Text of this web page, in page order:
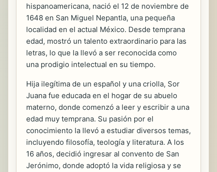
hispanoamericana, nació el 12 de noviembre de
1648 en San Miguel Nepantla, una pequeña
localidad en el actual México. Desde temprana
edad, mostró un talento extraordinario para las
letras, lo que la llevó a ser reconocida como
una prodigio intelectual en su tiempo.
Hija ilegítima de un español y una criolla, Sor
Juana fue educada en el hogar de su abuelo
materno, donde comenzó a leer y escribir a una
edad muy temprana. Su pasión por el
conocimiento la llevó a estudiar diversos temas,
incluyendo filosofía, teología y literatura. A los
16 años, decidió ingresar al convento de San
Jerónimo, donde adoptó la vida religiosa y se